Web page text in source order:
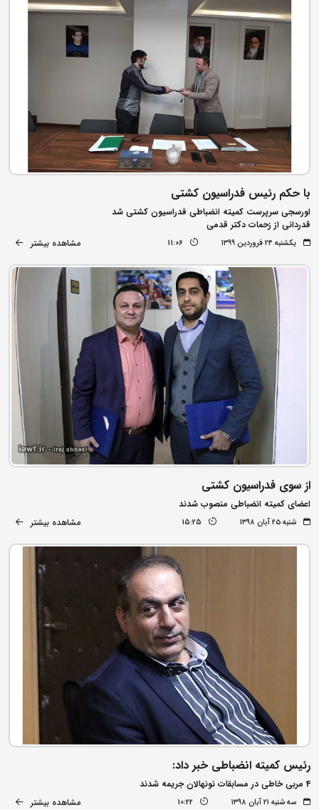
با حکم رئیس فدراسیون کشتی
اورسجی سرپرست کمیته انضباطی فدراسیون کشتی شد
قدردانی از زحمات دکتر قدمی
یکشنبه ۲۴ فروردین ۱۳۹۹ 11:06 مشاهده بیشتر
از سوی فدراسیون کشتی
اعضای کمیته انضباطی منصوب شدند
شنبه ۲۵ آبان ۱۳۹۸ 15:25 مشاهده بیشتر
رئیس کمیته انضباطی خبر داد:
4 مربی خاطی در مسابقات نونهالان جریمه شدند
سه شنبه ۲۱ آبان ۱۳۹۸ 10:22 مشاهده بیشتر